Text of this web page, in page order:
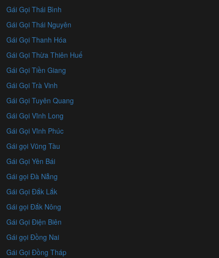
Gái Gọi Thái Bình
Gái Gọi Thái Nguyên
Gái Gọi Thanh Hóa
Gái Gọi Thừa Thiên Huế
Gái Gọi Tiền Giang
Gái Gọi Trà Vinh
Gái Gọi Tuyên Quang
Gái Gọi Vĩnh Long
Gái Gọi Vĩnh Phúc
Gái gọi Vũng Tàu
Gái Gọi Yên Bái
Gái gọi Đà Nẵng
Gái Gọi Đắk Lắk
Gái gọi Đắk Nông
Gái Gọi Điện Biên
Gái gọi Đồng Nai
Gái Gọi Đồng Tháp